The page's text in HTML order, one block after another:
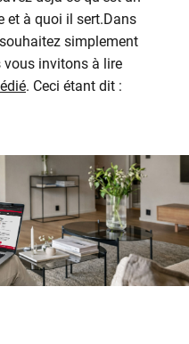
et à quoi il sert.Dans
simplement
vous invitons à lire
. Ceci étant dit :